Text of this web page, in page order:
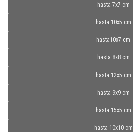
hasta 7x7 cm
hasta 10x5 cm
hasta10x7 cm
hasta 8x8 cm
hasta 12x5 cm
hasta 9x9 cm
hasta 15x5 cm
hasta 10x10 cm